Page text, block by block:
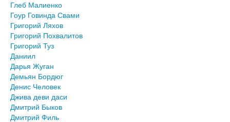
Глеб Малиенко
Гоур Говинда Свами
Григорий Ляхов
Григорий Похвалитов
Григорий Туз
Даниил
Дарья Жуган
Демьян Бордюг
Денис Человек
Джива деви даси
Дмитрий Быков
Дмитрий Филь